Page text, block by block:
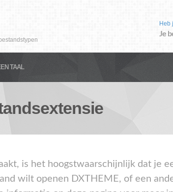
Heb
Je
TAAL
is het hoogstwaarschijnlijk dat je
wilt openen DXTHEME, of een